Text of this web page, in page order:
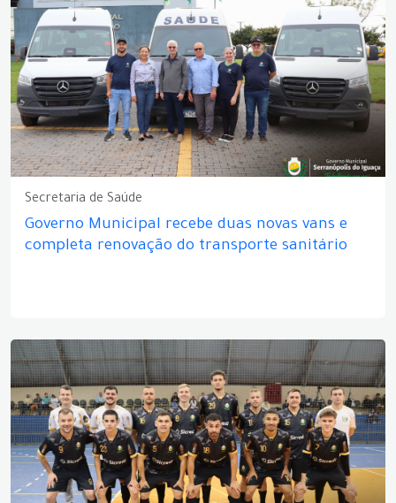
Secretaria de Saúde
Governo Municipal recebe duas novas vans e
completa renovação do transporte sanitário